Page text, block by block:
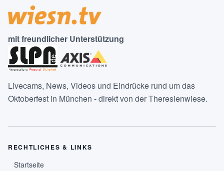
mit freundlicher Unterstützung
Livecams, News, Videos und Eindrücke rund um das
Oktoberfest in München - direkt von der Theresienwiese.
RECHTLICHES & LINKS
Startseite